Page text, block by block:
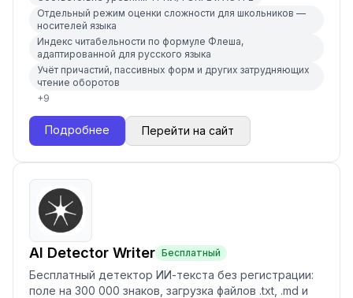
Отдельный режим оценки сложности для школьников —
носителей языка
Индекс читабельности по формуле Флеша,
адаптированной для русского языка
Учёт причастий, пассивных форм и других затрудняющих
чтение оборотов
+9
Подробнее Перейти на сайт
AI Detector Writer Бесплатный
Бесплатный детектор ИИ-текста без регистрации:
поле на 300 000 знаков, загрузка файлов .txt, .md и